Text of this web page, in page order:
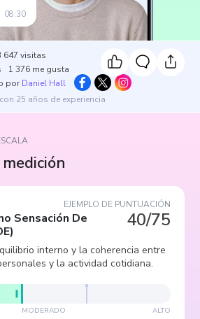
08:30
647 visitas
1 376 me gusta
por Daniel Hall
25 años de experiencia
EJEMPLO DE PUNTUACIÓN
40/75
Sensación De
)
interno y la coherencia entre
y la actividad cotidiana.
MODERADO ALTO